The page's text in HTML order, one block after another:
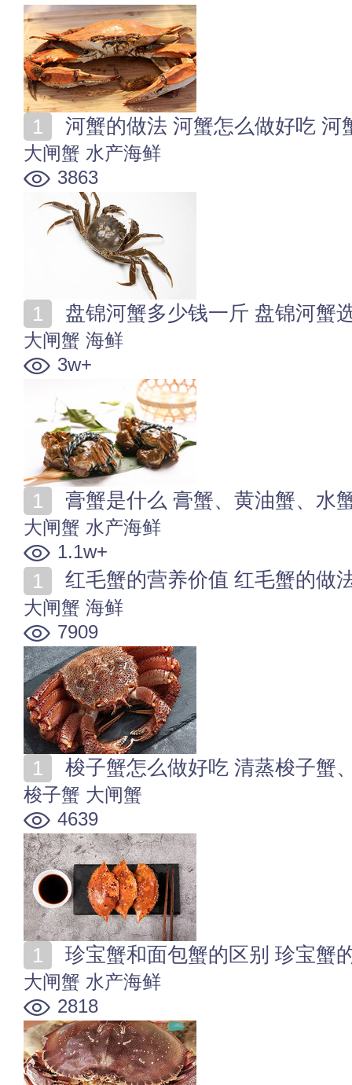
河蟹的做法 河蟹怎么做好吃 河
大闸蟹 水产海鲜
3863
盘锦河蟹多少钱一斤 盘锦河蟹
大闸蟹 海鲜
3w+
膏蟹是什么 膏蟹、黄油蟹、水
大闸蟹 水产海鲜
1.1w+
红毛蟹的营养价值 红毛蟹的做
大闸蟹 海鲜
7909
梭子蟹怎么做好吃 清蒸梭子蟹
梭子蟹 大闸蟹
4639
珍宝蟹和面包蟹的区别 珍宝蟹
大闸蟹 水产海鲜
2818